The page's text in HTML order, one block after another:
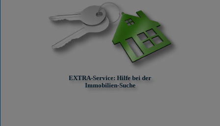
EXTRA-Service: Hilfe bei der
Immobilien-Suche